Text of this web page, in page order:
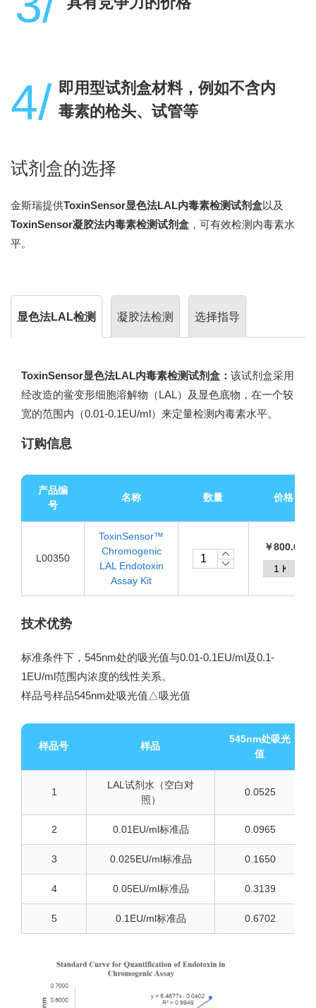
4/ 即用型试剂盒材料，例如不含内
毒素的枪头、试管等
试剂盒的选择
金斯瑞提供ToxinSensor显色法LAL内毒素检测试剂盒以及
ToxinSensor凝胶法内毒素检测试剂盒 ，可有效检测内毒素水
平。
显色法LAL检测 凝胶法检测 选择指导
ToxinSensor显色法LAL内毒素检测试剂盒： 该试剂盒采用
经改造的鲎变形细胞溶解物（LAL）及显色底物，在一个较
宽的范围内（0.01-0.1EU/ml）来定量检测内毒素水平。
订购信息
产品编
号
名称 数量 价格
L00350
ToxinSensor™
Chromogenic
LAL Endotoxin
Assay Kit
￥800.00
技术优势
标准条件下，545nm处的吸光值与0.01-0.1EU/ml及0.1-
1EU/ml范围内浓度的线性关系。
样品号样品545nm处吸光值△吸光值
样品号 样品
545nm处吸光
值
1
LAL试剂水（空白对
照）
0.0525
2 0.01EU/ml标准品 0.0965
3 0.025EU/ml标准品 0.1650
4 0.05EU/ml标准品 0.3139
5 0.1EU/ml标准品 0.6702